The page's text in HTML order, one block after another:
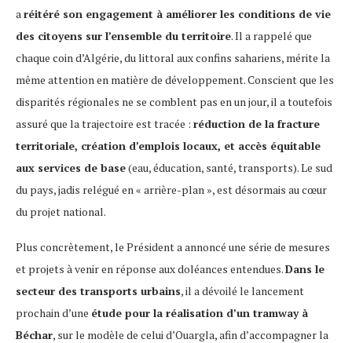
aréitéré son engagement à améliorer les conditions de vie
des citoyens sur l’ensemble du territoire. Il a rappelé que
chaque coin d’Algérie, du littoral aux confins sahariens, mérite la
même attention en matière de développement. Conscient que les
disparités régionales ne se comblent pas en un jour, il a toutefois
assuré que la trajectoire est tracée : réduction de la fracture
territoriale, création d’emplois locaux, et accès équitable
aux services de base(eau, éducation, santé, transports). Le sud
du pays, jadis relégué en « arrière-plan », est désormais au cœur
du projet national.
Plus concrètement, le Président a annoncé une série de mesures
et projets à venir en réponse aux doléances entendues.Dans le
secteur des transports urbains, il a dévoilé le lancement
prochain d’une étude pour la réalisation d’un tramway à
Béchar, sur le modèle de celui d’Ouargla, afin d’accompagner la